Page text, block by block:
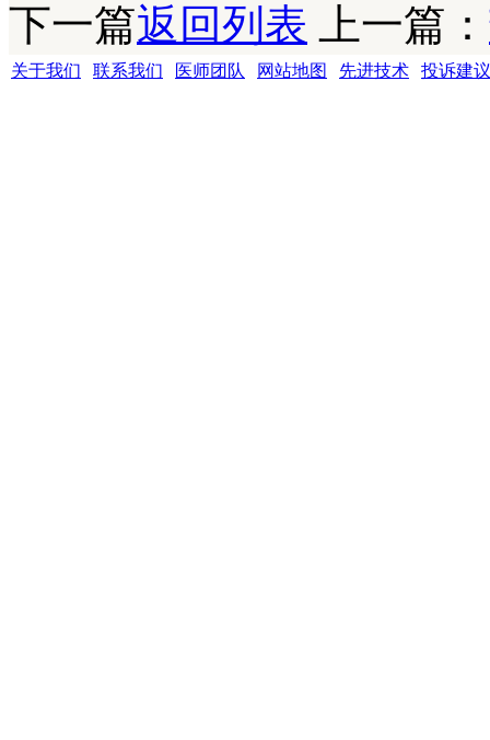
下一篇返回列表 上一篇：
关于我们 联系我们 医师团队 网站地图 先进技术
投诉建议